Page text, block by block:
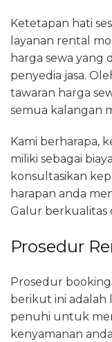
Ketetapan hati
layanan rental
harga sewa yang
penyedia jasa.
tawaran harga
semua kalangan
Kami berharapa,
miliki sebagai
konsultasikan
harapan anda
Galur
Prosedur
Prosedur
berikut ini adalah
penuhi untuk
kenyamanan